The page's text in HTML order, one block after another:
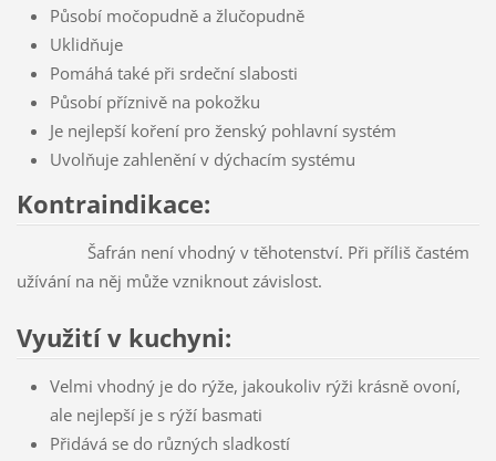
Působí močopudně a žlučopudně
Uklidňuje
Pomáhá také při srdeční slabosti
Působí příznivě na pokožku
Je nejlepší koření pro ženský pohlavní systém
Uvolňuje zahlenění v dýchacím systému
Kontraindikace:
Šafrán není vhodný v těhotenství. Při příliš častém
užívání na něj může vzniknout závislost.
Využití v kuchyni:
Velmi vhodný je do rýže, jakoukoliv rýži krásně ovoní,
ale nejlepší je s rýží basmati
Přidává se do různých sladkostí